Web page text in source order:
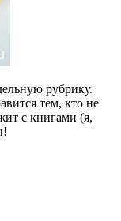
рубрику.
тем, кто не
с книгами (я,